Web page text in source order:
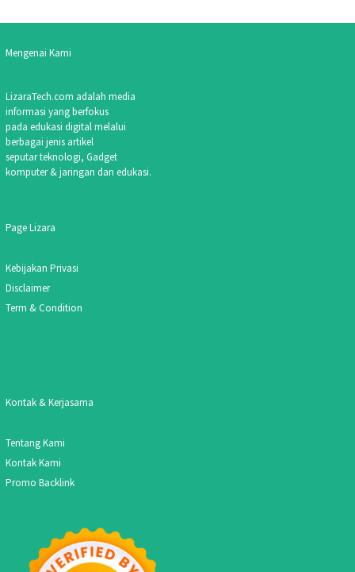
Mengenai Kami
LizaraTech.com adalah media
informasi yang berfokus
pada edukasi digital melalui
berbagai jenis artikel
seputar teknologi, Gadget
komputer & jaringan dan edukasi.
Page Lizara
Kebijakan Privasi
Disclaimer
Term & Condition
Kontak & Kerjasama
Tentang Kami
Kontak Kami
Promo Backlink